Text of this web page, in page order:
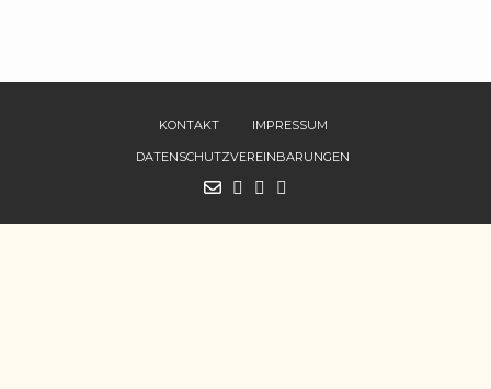
KONTAKT IMPRESSUM
DATENSCHUTZVEREINBARUNGEN